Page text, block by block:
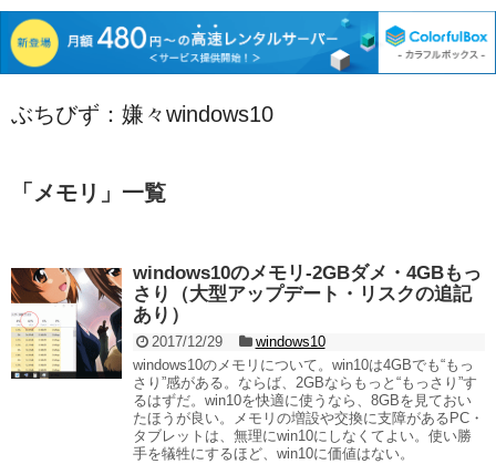
ぶちびず：嫌々windows10
「 メモリ 」 一覧
windows10のメモリ‐2GBダメ・4GBもっ
さり（大型アップデート・リスクの追記
あり）
2017/12/29
windows10
windows10のメモリについて。win10は4GBでも“もっ
さり”感がある。ならば、2GBならもっと“もっさり”す
るはずだ。win10を快適に使うなら、8GBを見ておい
たほうが良い。メモリの増設や交換に支障があるPC・
タブレットは、無理にwin10にしなくてよい。使い勝
手を犠牲にするほど、win10に価値はない。